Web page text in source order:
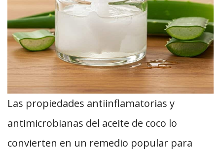
Las propiedades antiinflamatorias y
antimicrobianas del aceite de coco lo
convierten en un remedio popular para